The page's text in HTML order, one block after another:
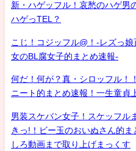
新・ハゲッフル！哀愁のハゲ男
ハゲっTEL？
こじ！コジッフル@！-レズっ
女のBL腐女子的まとめ速報-
何だ！何が？真・シロッフル
ニート的まとめ速報！一生童貞
男装スケバン女子！スケッフル
きっ!！ビー玉のおいぬさん的
しろ動画まで取り上げまっくす